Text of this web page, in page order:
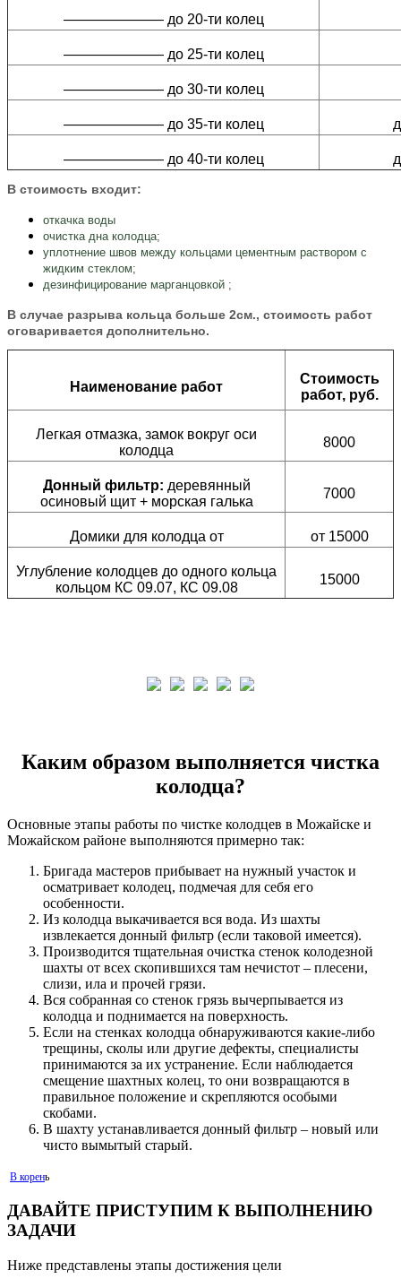
——————— до 20-ти колец
——————— до 25-ти колец
——————— до 30-ти колец
——————— до 35-ти колец
——————— до 40-ти колец
В стоимость входит:
откачка воды
очистка дна колодца;
уплотнение швов между кольцами цементным раствором с
жидким стеклом;
дезинфицирование марганцовкой ;
В случае разрыва кольца больше 2см., стоимость работ
оговаривается дополнительно.
Наименование работ
Стоимость
работ, руб.
Легкая отмазка, замок вокруг оси
колодца
8000
Донный фильтр: деревянный
осиновый щит + морская галька
7000
Домики для колодца от от 15000
Углубление колодцев до одного кольца
кольцом КС 09.07, КС 09.08
15000
Каким образом выполняется чистка
колодца?
Основные этапы работы по чистке колодцев в Можайске и
Можайском районе выполняются примерно так:
Бригада мастеров прибывает на нужный участок и
осматривает колодец, подмечая для себя его
особенности.
Из колодца выкачивается вся вода. Из шахты
извлекается донный фильтр (если таковой имеется).
Производится тщательная очистка стенок колодезной
шахты от всех скопившихся там нечистот – плесени,
слизи, ила и прочей грязи.
Вся собранная со стенок грязь вычерпывается из
колодца и поднимается на поверхность.
Если на стенках колодца обнаруживаются какие-либо
трещины, сколы или другие дефекты, специалисты
принимаются за их устранение. Если наблюдается
смещение шахтных колец, то они возвращаются в
правильное положение и скрепляются особыми
скобами.
В шахту устанавливается донный фильтр – новый или
чисто вымытый старый.
В корень
ДАВАЙТЕ ПРИСТУПИМ К ВЫПОЛНЕНИЮ
ЗАДАЧИ
Ниже представлены этапы достижения цели